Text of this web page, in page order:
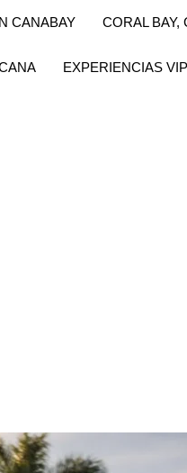
CANABAY CORAL BAY,
EXPERIENCIAS VIP